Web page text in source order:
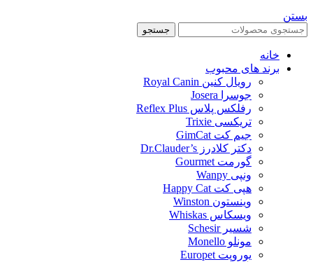
بستن
جستجو
خانه
برند های محبوب
رویال کنین Royal Canin
جوسرا Josera
رفلکس پلاس Reflex Plus
تریکسی Trixie
جیم کت GimCat
دکتر کلادرز Dr.Clauder’s
گورمت Gourmet
ونپی Wanpy
هپی کت Happy Cat
وینستون Winston
ویسکاس Whiskas
شسیر Schesir
مونلو Monello
یوروپت Europet